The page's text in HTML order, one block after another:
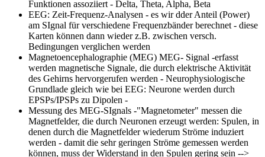
Funktionen assoziiert - Delta, Theta, Alpha, Beta
EEG: Zeit-Frequenz-Analysen - es wir dder Anteil (Power)
am SIgnal für verschiedene Frequenzbänder berechnet - diese
Karten können dann wieder z.B. zwischen versch.
Bedingungen verglichen werden
Magnetoencephalographie (MEG) MEG- Signal -erfasst
werden magnetische Signale, die durch elektrische Aktivität
des Gehirns hervorgerufen werden - Neurophysiologische
Grundlade gleich wie bei EEG: Neurone werden durch
EPSPs/IPSPs zu Dipolen -
Messung des MEG-SIgnals -"Magnetometer" messen die
Magnetfelder, die durch Neuronen erzeugt werden: Spulen, in
denen durch die Magnetfelder wiederum Ströme induziert
werden - damit die sehr geringen Ströme gemessen werden
können, muss der Widerstand in den Spulen gering sein -->